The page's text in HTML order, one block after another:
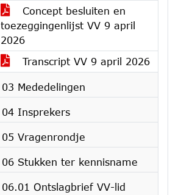
Concept besluiten en
toezeggingenlijst VV 9 april
2026
Transcript VV 9 april 2026
03 Mededelingen
04 Insprekers
05 Vragenrondje
06 Stukken ter kennisname
06.01 Ontslagbrief VV-lid